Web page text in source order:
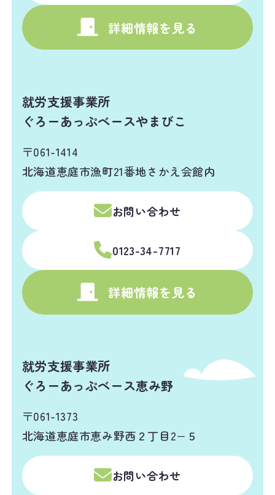
詳細情報を見る
就労支援事業所
ぐろーあっぷベースやまびこ
〒061-1414
北海道恵庭市漁町21番地さかえ会館内
お問い合わせ
0123-34-7717
詳細情報を見る
就労支援事業所
ぐろーあっぷベース恵み野
〒061-1373
北海道恵庭市恵み野西２丁目2−５
お問い合わせ